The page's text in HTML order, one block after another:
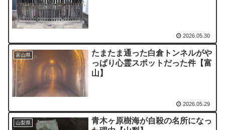
2026.05.30
富山県
たまたま通った白倉トンネルがや
っぱり心霊スポットだった件【富
山】
2026.05.29
山梨県
青木ヶ原樹海が自殺の名所になっ